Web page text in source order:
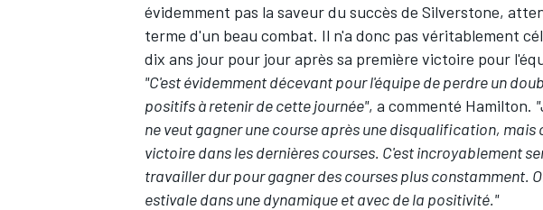
AUTRES CHAMPIONNATS
évidemment pas la saveur du succès de Silverstone,
terme d'un beau combat. Il n'a donc pas véritablement
dix ans jour pour jour après sa première victoire pour
"C'est évidemment décevant pour l'équipe de perdre un
positifs à retenir de cette journée", a commenté Hamilton.
ne veut gagner une course après une disqualification, mais
victoire dans les dernières courses. C'est incroyablement
travailler dur pour gagner des courses plus constamment.
estivale dans une dynamique et avec de la positivité."